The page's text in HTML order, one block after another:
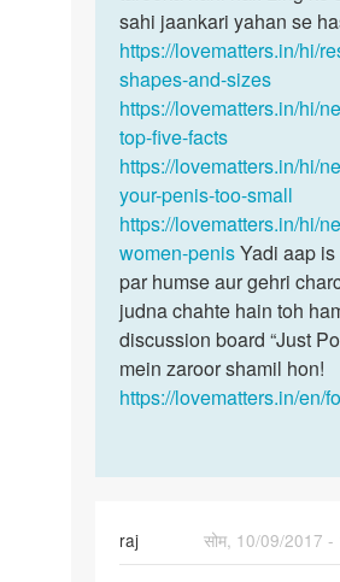
bahut…
by
ritik
ki…
sahi jaankari yahan se
https://lovematters.in/hi/
shapes-and-sizes
https://lovematters.in/hi/
top-five-facts
https://lovematters.in/hi/
your-penis-too-small
https://lovematters.in/hi/
women-penisYadi aap
par humse aur gehri
judna chahte hain toh
discussion board “Just
mein zaroor shamil hon!
https://lovematters.in/en/
raj
सोम, 10/09/2017 -